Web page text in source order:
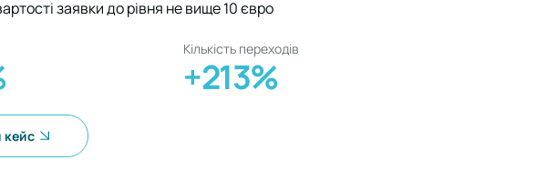
заявки до рівня не вище 10 євро
Кількість переходів
+213%
кейс